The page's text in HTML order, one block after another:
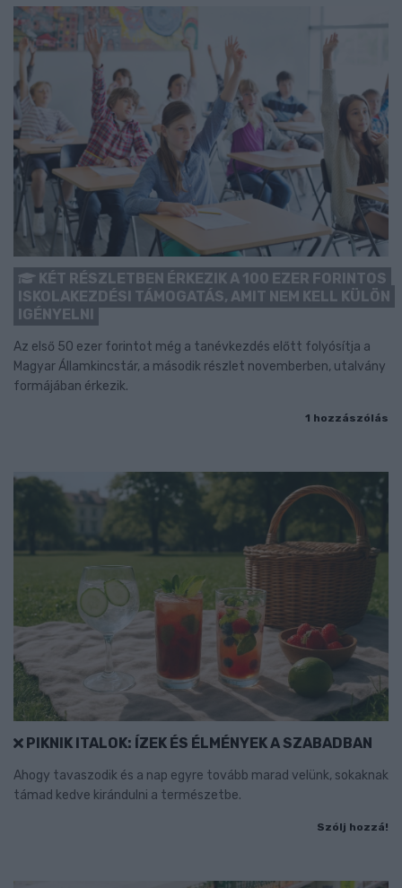
KÉT RÉSZLETBEN ÉRKEZIK A 100 EZER FORINTOS
ISKOLAKEZDÉSI TÁMOGATÁS, AMIT NEM KELL KÜLÖN
IGÉNYELNI
Az első 50 ezer forintot még a tanévkezdés előtt folyósítja a
Magyar Államkincstár, a második részlet novemberben, utalvány
formájában érkezik.
1 hozzászólás
PIKNIK ITALOK: ÍZEK ÉS ÉLMÉNYEK A SZABADBAN
Ahogy tavaszodik és a nap egyre tovább marad velünk, sokaknak
támad kedve kirándulni a természetbe.
Szólj hozzá!